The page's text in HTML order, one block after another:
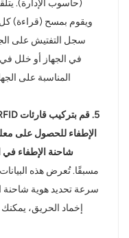
(حاسوب الإدارة).
ويقوم بمسح (قراءة)
سجل التفتيش على
في الجهاز أو خلل
المناسبة على
الإطفاء للحصول على
شاحنة الإطفاء في
مسبقًا. تُعرض هذه
سرعة تحديد هوية شاحنة
إخماد الحريق،